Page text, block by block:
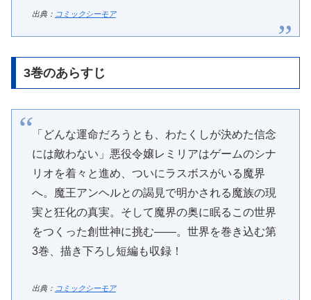
出典： コミックシーモア
3巻のあらすじ
「どんな運命だろうとも、わたくしが決めた信念
には敵わない」悪役令嬢レミリアはゲームのシナ
リオを着々と進め、ついにラスボスがいる魔界
へ。魔王アンヘルとの謁見で明かされる魔族の現
実と狂化の真実。そして魔界の奥に眠るこの世界
をつくった創世神に挑む――。世界を巻き込む第
3巻、描き下ろし短編も収録！
出典： コミックシーモア